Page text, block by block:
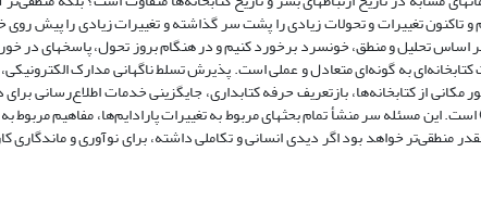
و تاکنون تغییرات و تحولات زیادی را پشت سر گذاشته‌ و تغییرات زیادی را پیش
اساس تحلیل و منطق، خونسرد برخورد کنیم و در هنگام بروز تحول، پاسخهای در
کتابخانه‌ای به گونه‌ای متعادل و عملی است. پذیرش تسلط ناگهانی مدارک
مکانی از کتابخانه‌ها، بازتعریف حرفه کتابداری، جایگزینی خدمات
این مسئله سر منشأ تمام بحثهای مربوط به تغییرات پارادایم‌ها، مفاهیم مربوط
منطقی‌تر خواهد بود اگر دیدی انسانی و تکاملی داشته، برای نوآوری و